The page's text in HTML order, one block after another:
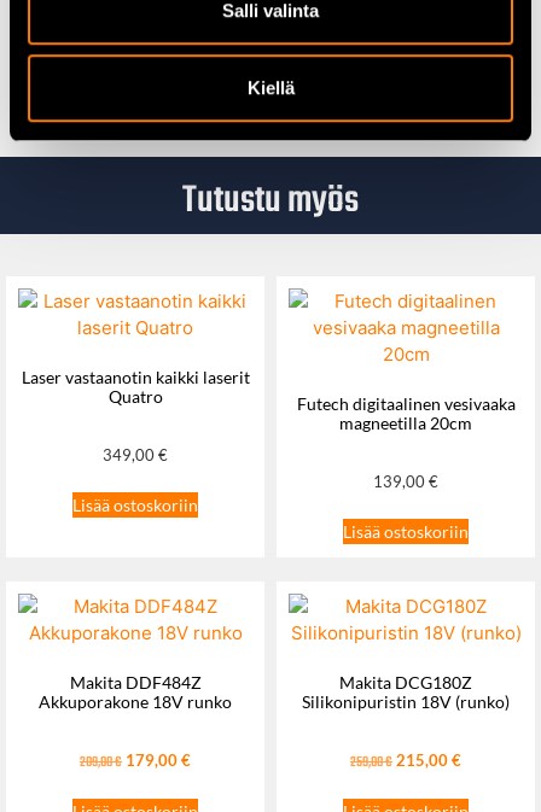
Salli valinta
Kiellä
halutaan laadukasta ja pölytöntä hiontajälkeä.
Kaikki hiontatuotteet täältä
Tutustu myös
Laser vastaanotin kaikki laserit
Quatro
349,00€
Lisää ostoskoriin
Futech digitaalinen vesivaaka
magneetilla 20cm
139,00€
Lisää ostoskoriin
Makita DDF484Z
Akkuporakone 18V runko
209,00€ 179,00€
Makita DCG180Z
Silikonipuristin 18V (runko)
259,00€215,00€